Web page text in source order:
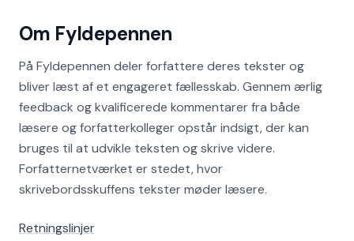
Om Fyldepennen
På Fyldepennen deler forfattere deres tekster og
bliver læst af et engageret fællesskab. Gennem ærlig
feedback og kvalificerede kommentarer fra både
læsere og forfatterkolleger opstår indsigt, der kan
bruges til at udvikle teksten og skrive videre.
Forfatternetværket er stedet, hvor
skrivebordsskuffens tekster møder læsere.
Retningslinjer